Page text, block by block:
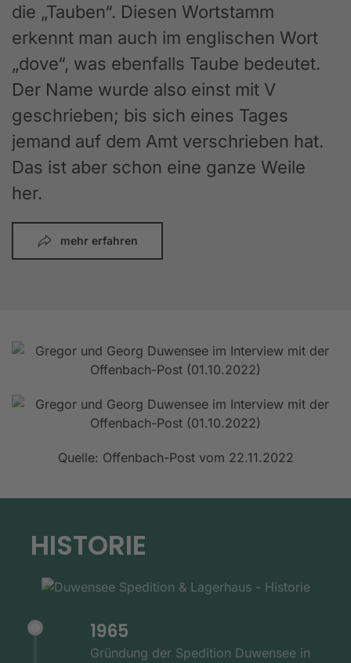
die „Tauben“. Diesen Wortstamm
erkennt man auch im englischen Wort
„dove“, was ebenfalls Taube bedeutet.
Der Name wurde also einst mit V
geschrieben; bis sich eines Tages
jemand auf dem Amt verschrieben hat.
Das ist aber schon eine ganze Weile
her.
mehr erfahren
Quelle: Offenbach-Post vom 22.11.2022
HISTORIE
1965
Gründung der Spedition Duwensee in